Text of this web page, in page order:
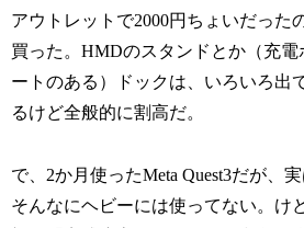
アウトレットで2000円ちょいだった
買った。HMDのスタンドとか（充電
ートのある）ドックは、いろいろ出
るけど全般的に割高だ。
で、2か月使ったMeta Quest3だが、
そんなにヘビーには使ってない。け